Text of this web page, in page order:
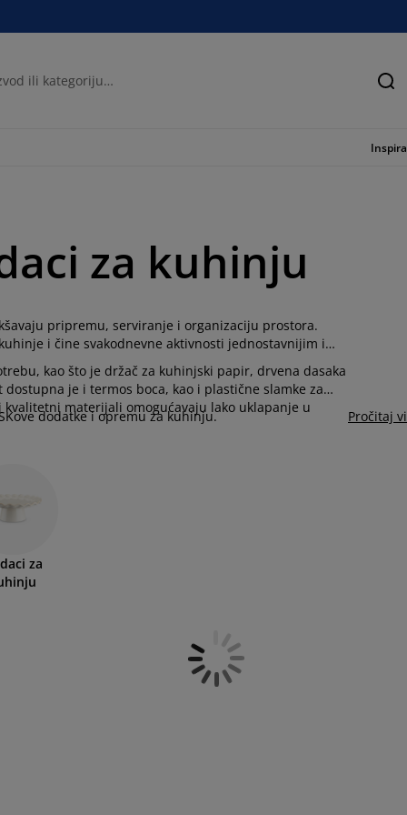
za kuhinju
pripremu, serviranje i organizaciju prostora.
i čine svakodnevne aktivnosti jednostavnijim i
kao što je držač za kuhinjski papir, drvena dasaka
je i termos boca, kao i plastične slamke za
materijali omogućavaju lako uklapanje u
dodatke i opremu za kuhinju. Pročitaj
za